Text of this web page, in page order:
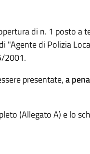
di n. 1 posto a
"Agente di Polizia
2001.
presentate,a
(Allegato A) e lo